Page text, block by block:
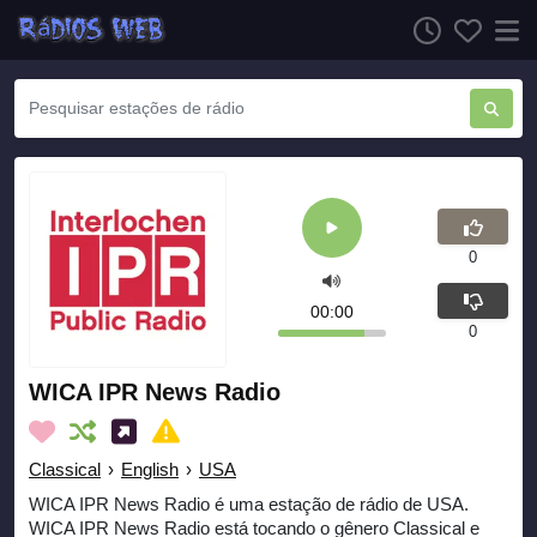
WICA IPR News Radio
Classical › English › USA
WICA IPR News Radio é uma estação de rádio de USA.
WICA IPR News Radio está tocando o gênero Classical e
00:00
0
0